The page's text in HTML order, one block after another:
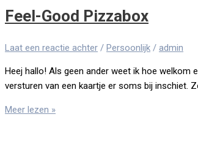
Feel-Good Pizzabox
Laat een reactie achter / Persoonlijk / admin
Heej hallo! Als geen ander weet ik hoe welkom
versturen van een kaartje er soms bij inschiet.
Meer lezen »